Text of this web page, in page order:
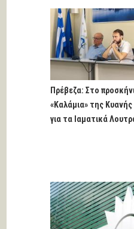
Πρέβεζα: Στο
«Καλάμια» της
για τα Ιαματικά